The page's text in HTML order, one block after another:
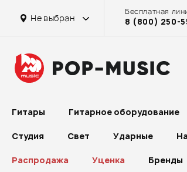
Не выбран
Бесплатная
8 (800) 250-
Гитары Гитарное оборудование
Студия Свет Ударные
Распродажа Уценка Бренды